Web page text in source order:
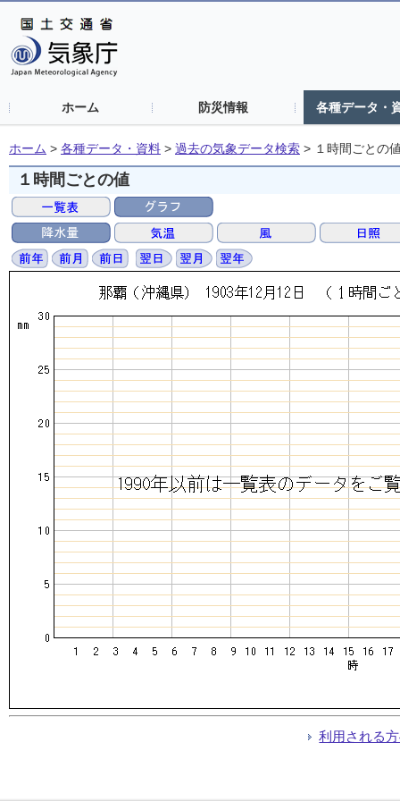
ホーム 防災情報 各種データ・
ホーム > 各種データ・資料 > 過去の気象データ検索 > １時間ごとの
１時間ごとの値
利用される